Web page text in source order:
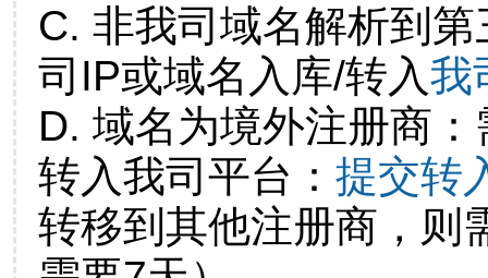
C. 非我司域名解析到
司IP或域名入库/转入我
D. 域名为境外注册商
转入我司平台： 提交转
转移到其他注册商，则